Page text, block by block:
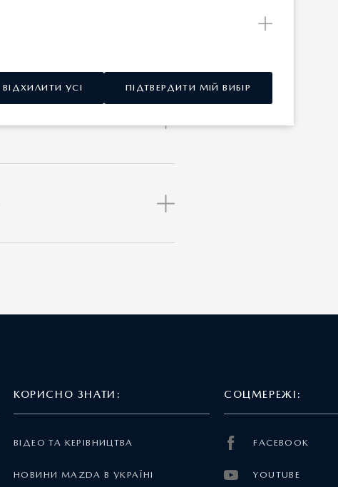
КОРИСНО ЗНАТИ:
ВІДЕО ТА КЕРІВНИЦТВА
НОВИНИ MAZDA В УКРАЇНІ
СОЦМЕРЕЖІ:
FACEBOOK
YOUTUBE
ВІДХИЛИТИ УСІ ПІДТВЕРДИТИ МІЙ ВИБІР